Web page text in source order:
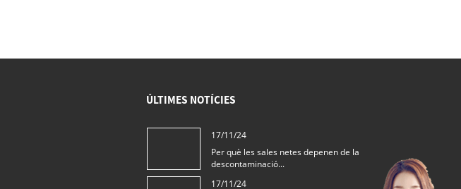
ÚLTIMES NOTÍCIES
17/11/24
Per què les sales netes depenen de la
descontaminació...
17/11/24